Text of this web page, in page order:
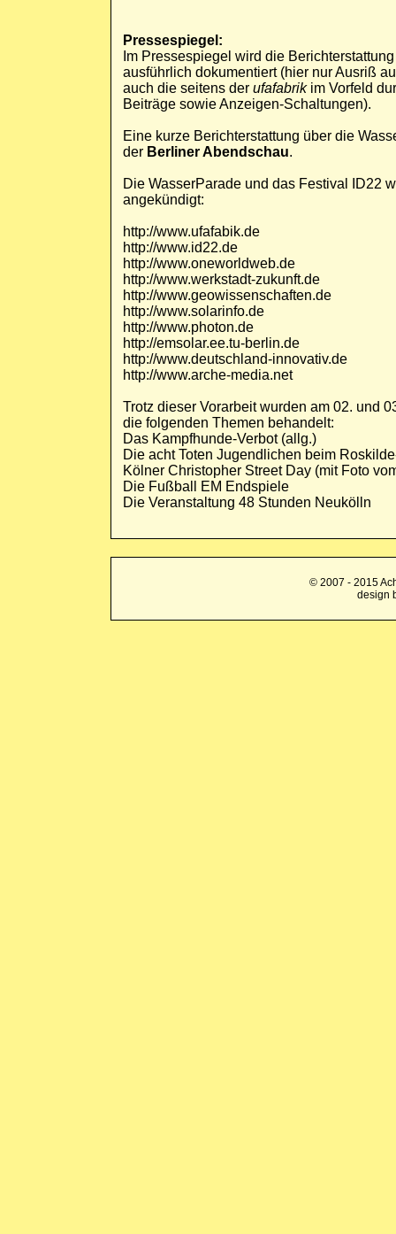
Pressespiegel:
Im Pressespiegel wird die
ausführlich dokumentiert (hier nur Ausriß
auch die seitens der ufafabrikim Vorfeld
Beiträge sowie Anzeigen-Schaltungen).
Eine kurze Berichterstattung über die
der Berliner Abendschau.
Die WasserParade und das Festival ID22
angekündigt:
http://www.ufafabik.de
http://www.id22.de
http://www.oneworldweb.de
http://www.werkstadt-zukunft.de
http://www.geowissenschaften.de
http://www.solarinfo.de
http://www.photon.de
http://emsolar.ee.tu-berlin.de
http://www.deutschland-innovativ.de
http://www.arche-media.net
Trotz dieser Vorarbeit wurden am 02. und
die folgenden Themen behandelt:
Das Kampfhunde-Verbot (allg.)
Die acht Toten Jugendlichen beim
Kölner Christopher Street Day (mit Foto
Die Fußball EM Endspiele
Die Veranstaltung 48 Stunden Neukölln
© 2007 - 2015
design